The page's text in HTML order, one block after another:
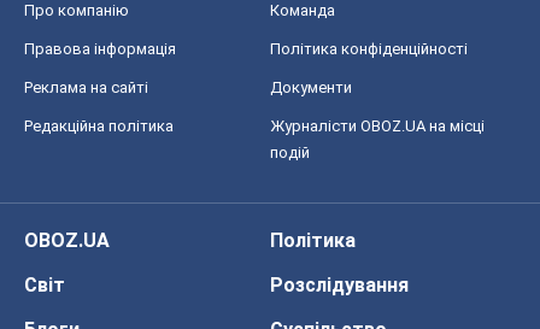
Про компанію Команда
Правова інформація Політика конфіденційності
Реклама на сайті Документи
Редакційна політика
Журналісти OBOZ.UA на місці
подій
OBOZ.UA
Політика
Світ
Розслідування